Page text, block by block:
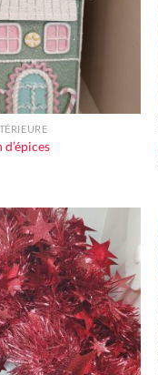
Ajouter
à la liste
d'envie